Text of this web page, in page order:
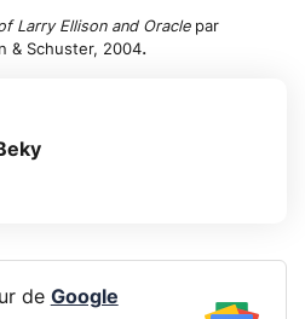
Larry Ellison and Oraclepar
& Schuster, 2004.
de Google